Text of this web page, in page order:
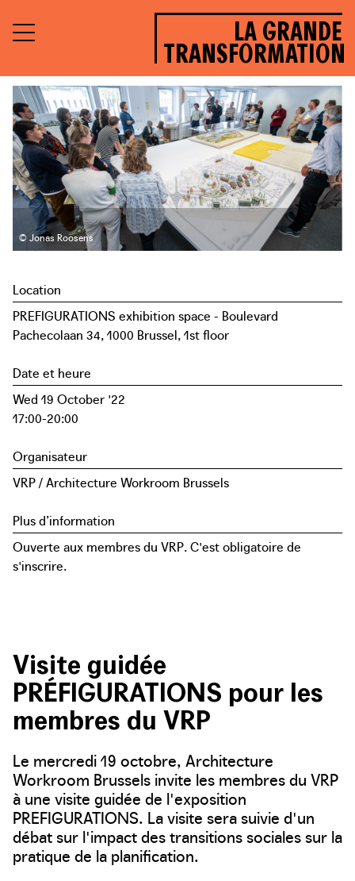
LA GRANDE
TRANSFORMATION
© Jonas Roosens
Location
PREFIGURATIONS exhibition space - Boulevard
Pachecolaan 34, 1000 Brussel, 1st floor
Date et heure
Wed 19 October '22
17:00-20:00
Organisateur
VRP / Architecture Workroom Brussels
Plus d’information
Ouverte aux membres du VRP. C'est obligatoire de
s'inscrire.
Visite guidée
PRÉFIGURATIONS pour les
membres du VRP
Le mercredi 19 octobre, Architecture
Workroom Brussels invite les membres du VRP
à une visite guidée de l'exposition
PREFIGURATIONS. La visite sera suivie d'un
débat sur l'impact des transitions sociales sur la
pratique de la planification.